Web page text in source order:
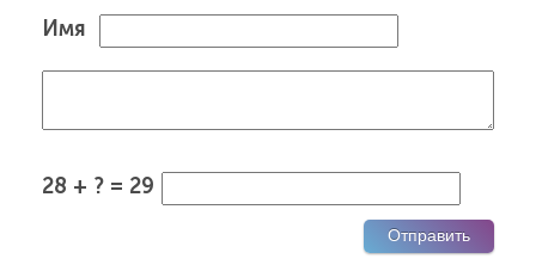
Имя
28 + ? = 29